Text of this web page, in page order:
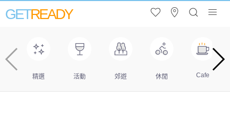
GETREADY
精選 活動 郊遊 休閒 Cafe